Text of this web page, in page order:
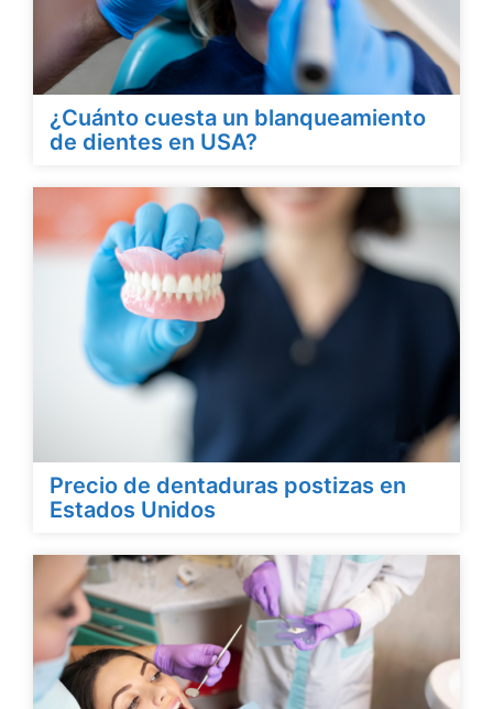
¿Cuánto cuesta un blanqueamiento
de dientes en USA?
Precio de dentaduras postizas en
Estados Unidos